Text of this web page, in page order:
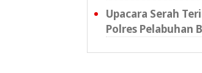
Upacara Serah
Polres Pelabuhan